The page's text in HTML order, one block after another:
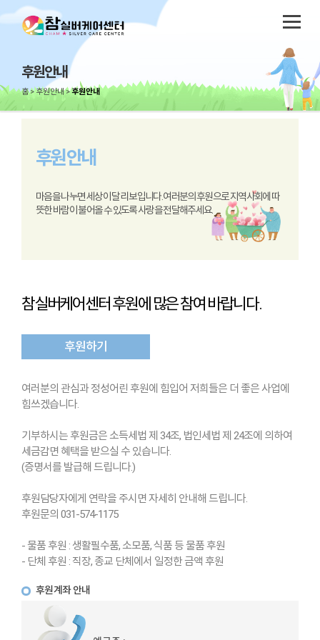
후원안내
홈 후원안내 후원안내
후원안내
마음을 나누면 세상이 달리 보입니다. 여러분의 후원으로 지역사회에 따
뜻한 바람이 불어올 수 있도록 사랑을 전달해주세요.
참실버케어센터 후원에 많은 참여 바랍니다.
후원하기
여러분의 관심과 정성어린 후원에 힘입어 저희들은 더 좋은 사업에
힘쓰겠습니다.
기부하시는 후원금은 소득세법 제 34조, 법인세법 제 24조에 의하여
세금감면 혜택을 받으실 수 있습니다.
(증명서를 발급해 드립니다.)
후원담당자에게 연락을 주시면 자세히 안내해 드립니다.
후원문의 031-574-1175
- 물품 후원 : 생활필수품, 소모품, 식품 등 물품 후원
- 단체 후원 : 직장, 종교 단체에서 일정한 금액 후원
후원계좌 안내